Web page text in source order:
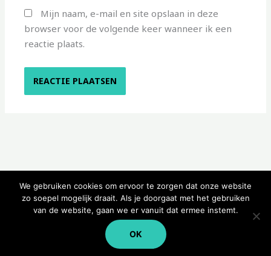
Mijn naam, e-mail en site opslaan in deze
browser voor de volgende keer wanneer ik een
reactie plaats.
Copyright © 2026 Kampeerwinkeltje
We gebruiken cookies om ervoor te zorgen dat onze website
zo soepel mogelijk draait. Als je doorgaat met het gebruiken
van de website, gaan we er vanuit dat ermee instemt.
OK